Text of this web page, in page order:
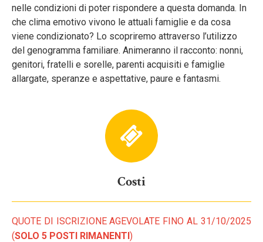
nelle condizioni di poter rispondere a questa domanda. In
che clima emotivo vivono le attuali famiglie e da cosa
viene condizionato? Lo scopriremo attraverso l’utilizzo
del genogramma familiare. Animeranno il racconto: nonni,
genitori, fratelli e sorelle, parenti acquisiti e famiglie
allargate, speranze e aspettative, paure e fantasmi.
Costi
QUOTE DI ISCRIZIONE AGEVOLATE FINO AL 31/10/2025
(SOLO 5 POSTI RIMANENTI)